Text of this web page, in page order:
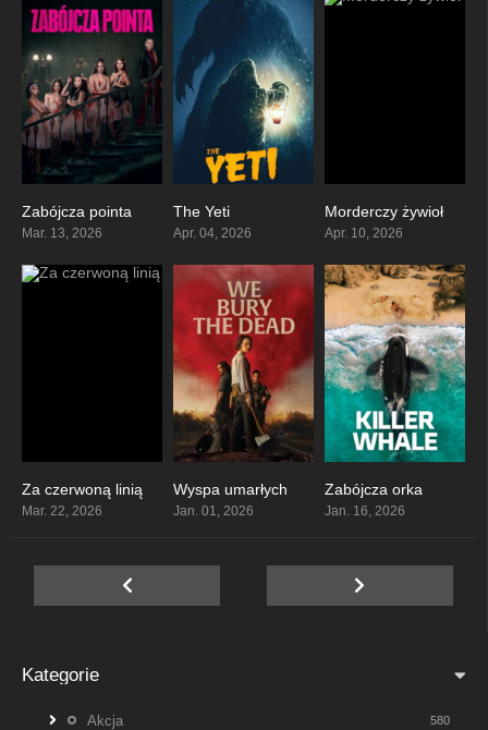
Zabójcza pointa
Mar. 13, 2026
The Yeti
Apr. 04, 2026
Morderczy żywioł
Apr. 10, 2026
6.1
Za czerwoną linią
Mar. 22, 2026
5.6
Wyspa umarłych
Jan. 01, 2026
Zabójcza orka
Jan. 16, 2026
Kategorie
Akcja 580